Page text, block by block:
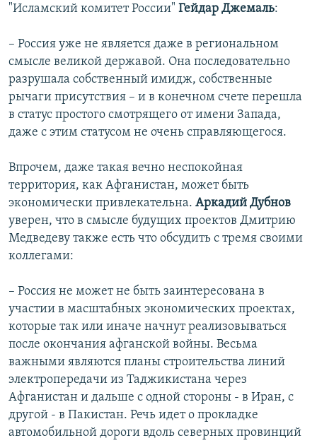
"Исламский комитет России" Гейдар Джемаль:
– Россия уже не является даже в региональном
смысле великой державой. Она последовательно
разрушала собственный имидж, собственные
рычаги присутствия – и в конечном счете перешла
в статус простого смотрящего от имени Запада,
даже с этим статусом не очень справляющегося.
Впрочем, даже такая вечно неспокойная
территория, как Афганистан, может быть
экономически привлекательна. Аркадий Дубнов
уверен, что в смысле будущих проектов Дмитрию
Медведеву также есть что обсудить с тремя своими
коллегами:
– Россия не может не быть заинтересована в
участии в масштабных экономических проектах,
которые так или иначе начнут реализовываться
после окончания афганской войны. Весьма
важными являются планы строительства линий
электропередачи из Таджикистана через
Афганистан и дальше с одной стороны - в Иран, с
другой - в Пакистан. Речь идет о прокладке
автомобильной дороги вдоль северных провинций